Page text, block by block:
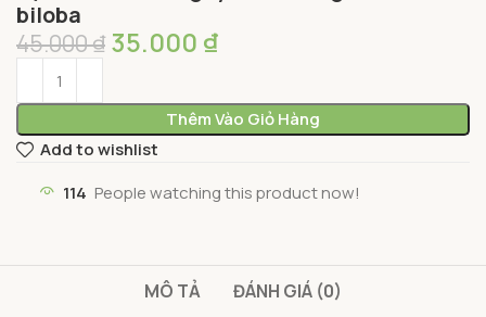
biloba
45.000₫ 35.000 ₫
Thêm Vào Giỏ Hàng
Add to wishlist
114 People watching this product now!
MÔ TẢ ĐÁNH GIÁ (0)